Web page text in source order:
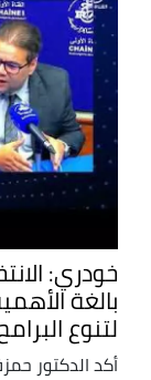
خودري:
بالغة
لتنوع
أكد الدكتور